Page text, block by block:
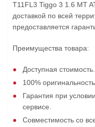
T11FL3 Tiggo 3 1.6 MT
доставкой по всей
предоставляется
Преимущества товара:
Доступная стоимость.
100% оригинальность.
Гарантия при
сервисе.
Совместимость со